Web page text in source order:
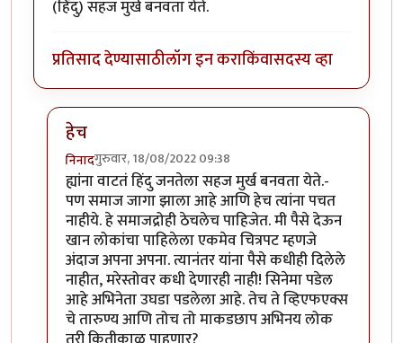
(हिंदु) सहज मुर्ख बनवता येते.
प्रतिसाद देण्यासाठीलॉग इन कराकिंवासदस्य व्हा
हेच
निनादगुरुवार, 18/08/2022 09:38
In reply toला. सि. चढ्ढा सिनेमाच्याbyडँबिस००७
ह्यांना वाटतं हिंदु जनतेला सहज मुर्ख बनवता येते.-
पण समाज जागा झाला आहे आणि हेच त्यांना पचत
नाहीये. हे समाजद्रोही ठेचलेच पाहिजेत. मी पैसे देऊन
खान लोकांचा पाहिलेला एकमेव चित्रपट म्हणजे
अंदाज अपना अपना. त्यानंतर यांना पैसे कधीही दिलेले
नाहीत, मरेस्तोवर कधी देणारही नाही! सिनेमा पडेल
आहे अभिनेता उघडा पडलेला आहे. तेच ते व्हिएफएक्स
चे तारुण्य आणि तोच तो माकडछाप अभिनय लोक